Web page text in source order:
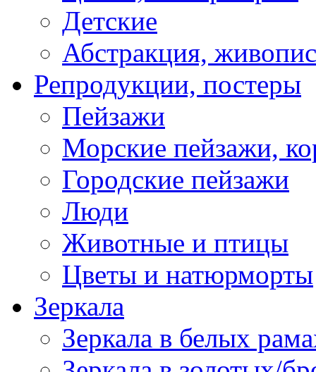
Детские
Абстракция,
Репродукции, постеры
Пейзажи
Морские пейзажи,
Городские пейзажи
Люди
Животные и птицы
Цветы и натюрморты
Зеркала
Зеркала в белых